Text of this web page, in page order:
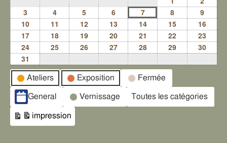
3 4 5 6 7 8 9
10 11 12 13 14 15 16
17 18 19 20 21 22 23
24 25 26 27 28 29 30
31
Catégories
d’évènement
Ateliers Exposition Fermée
General Vernissage Toutes les catégories
Vue
impression